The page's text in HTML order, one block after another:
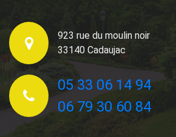
923 rue du moulin noir
33140 Cadaujac
05 33 06 14 94
06 79 30 60 84